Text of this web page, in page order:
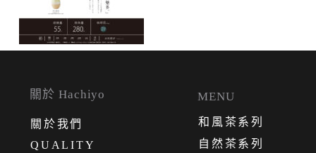
關於 Hachiyo
關 於我們
QUALITY
自然茶系列
和風茶系列
MENU